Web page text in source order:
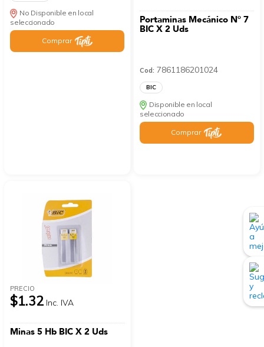
No Disponible en local
seleccionado
Comprar
Portaminas Mecánico N° 7
BIC X 2 Uds
Cod: 7861186201024
BIC
Disponible en local
seleccionado
Comprar
PRECIO
$1.32 Inc. IVA
Minas 5 Hb BIC X 2 Uds